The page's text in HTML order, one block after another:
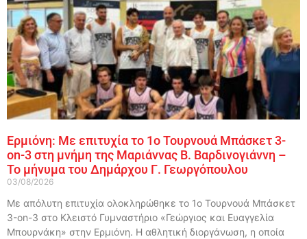
Ερμιόνη: Με επιτυχία το 1ο Τουρνουά Μπάσκετ 3-
on-3 στη μνήμη της Μαριάννας Β. Βαρδινογιάννη –
Το μήνυμα του Δημάρχου Γ. Γεωργόπουλου
03/08/2026
Με απόλυτη επιτυχία ολοκληρώθηκε το 1ο Τουρνουά Μπάσκετ
3-on-3 στο Κλειστό Γυμναστήριο «Γεώργιος και Ευαγγελία
Μπουρνάκη» στην Ερμιόνη. Η αθλητική διοργάνωση, η οποία